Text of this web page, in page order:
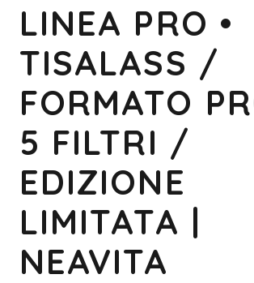
LINEA PRO •
TISALASS /
FORMATO
5 FILTRI /
EDIZIONE
LIMITATA |
NEAVITA